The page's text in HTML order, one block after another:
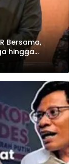
Bersama,
hingga